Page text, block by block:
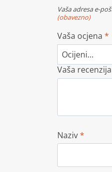
Vaša adresa e-
(obavezno)
Vaša ocjena*
Vaša
Naziv*